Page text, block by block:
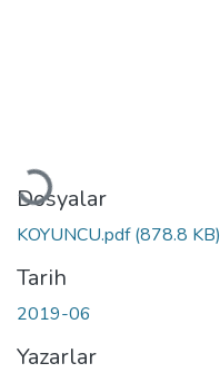
Yükleniyor...
Dosyalar
KOYUNCU.pdf(878.8 KB)
Tarih
2019-06
Yazarlar